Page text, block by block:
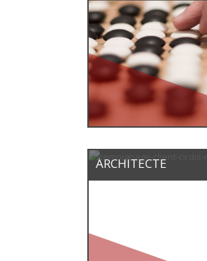
ARCHITECTE